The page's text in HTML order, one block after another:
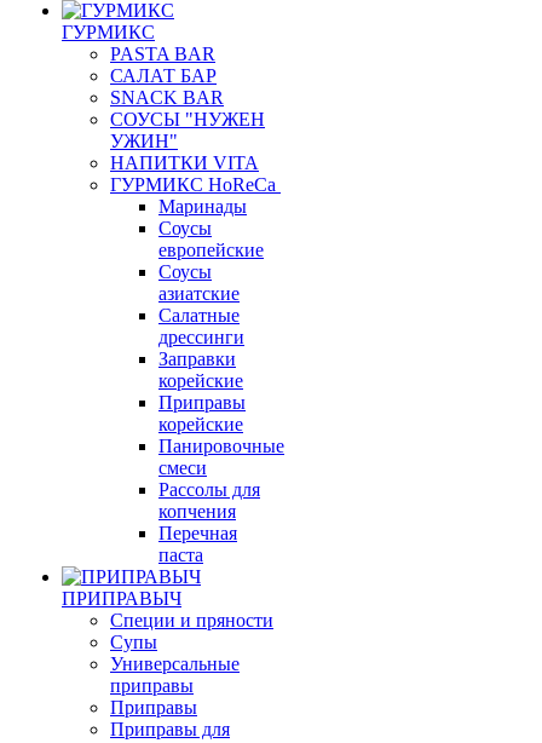
ГУРМИКС
PASTA BAR
САЛАТ БАР
SNACK BAR
СОУСЫ "НУЖЕН
УЖИН"
НАПИТКИ VITA
ГУРМИКС HoReCa
Маринады
Соусы
европейские
Соуcы
азиатские
Салатные
дрессинги
Заправки
корейские
Приправы
корейские
Панировочные
смеси
Рассолы для
копчения
Перечная
паста
ПРИПРАВЫЧ
Специи и пряности
Супы
Универсальные
приправы
Приправы
Приправы для